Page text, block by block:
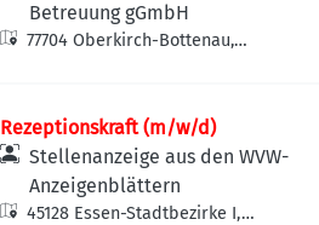
Betreuung gGmbH
77704 Oberkirch-Bottenau,
Rezeptionskraft (m/w/d)
Stellenanzeige aus den WVW-
Anzeigenblättern
45128 Essen-Stadtbezirke I,